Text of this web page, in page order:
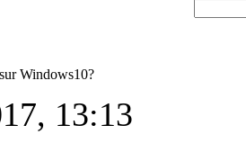
Windows10?
13:13